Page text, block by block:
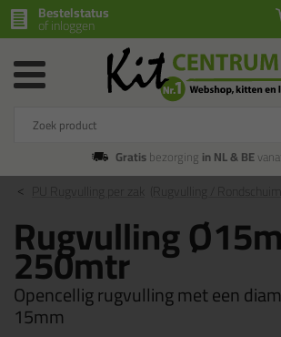
Bestelstatus
of inloggen
Gratisbezorging in NL & BE
Rugvulling
250mtr
Opencellig rugvulling met een
15mm